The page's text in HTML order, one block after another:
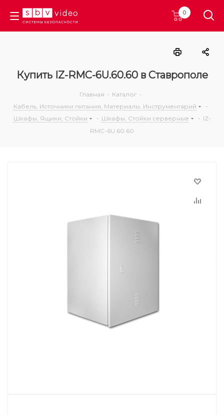
0
Купить IZ-RMC-6U.60.60 в Ставрополе
Главная - Каталог -
Кабель, Источники питания, Материалы, Инструментарий
-
Шкафы, Ящики, Стойки
- Шкафы, Стойки серверные - IZ-
RMC-6U.60.60